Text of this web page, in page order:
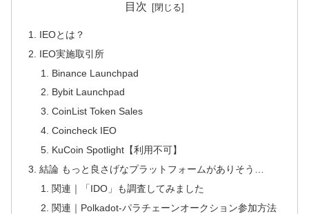
目次
IEOとは？
IEO実施取引所
Binance Launchpad
Bybit Launchpad
CoinList Token Sales
Coincheck IEO
KuCoin Spotlight【利用不可】
結論 もっと良さげなプラットフォームがありそう…
関連｜「IDO」も調査してみました
関連｜Polkadot-パラチェーンオークション参加方法